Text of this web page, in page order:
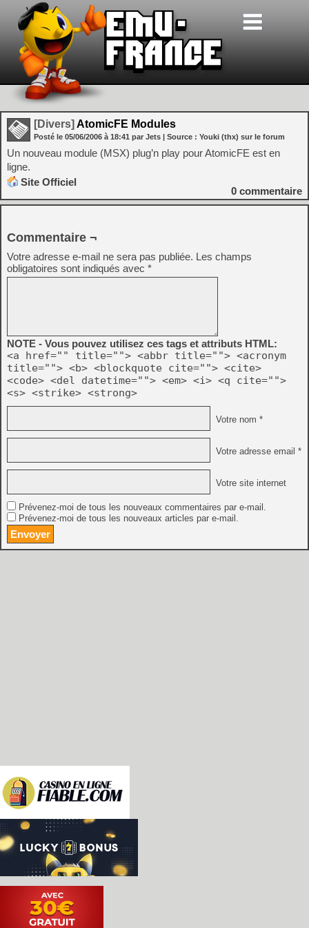
[Divers] AtomicFE Modules
Posté le 05/06/2006 à 18:41 par Jets | Source : Youki (thx) sur le forum
Un nouveau module (MSX) plug’n play pour AtomicFE est en
ligne.
Site Officiel
0 commentaire
Commentaire ¬
Votre adresse e-mail ne sera pas publiée. Les champs
obligatoires sont indiqués avec *
NOTE - Vous pouvez utilisez ces tags et attributs HTML:
<a href="" title=""> <abbr title=""> <acronym
title=""> <b> <blockquote cite=""> <cite>
<code> <del datetime=""> <em> <i> <q cite="">
<s> <strike> <strong>
Votre nom *
Votre adresse email *
Votre site internet
Prévenez-moi de tous les nouveaux commentaires par e-mail.
Prévenez-moi de tous les nouveaux articles par e-mail.